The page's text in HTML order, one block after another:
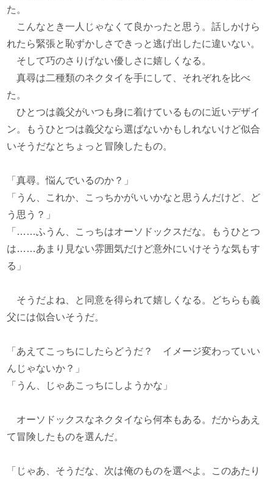
た。
こんなとき一人じゃなくて良かったと思う。話しかけら
れたら緊張と恥ずかしさできっと逃げ出したに違いない。
そして巧のさりげない優しさに嬉しくなる。
真尋は二種類のネクタイを手にして、それぞれを比べ
た。
ひとつは義父がいつも身に着けているものに近いデザイ
ン。もうひとつは義父なら選ばないかもしれないけど似合
いそうだなとちょっと冒険したもの。
「真尋。悩んでいるのか？」
「うん、これか、こっちかがいいかなと思うんだけど、ど
う思う？」
「……ふうん、こっちはオーソドックスだな。もうひとつ
は……あまり見ない雰囲気だけど意外にいけそうな気もす
る」
そうだよね、と同意を得られて嬉しくなる。どちらも義
父には似合いそうだ。
「あえてこっちにしたらどうだ？ イメージ変わっていい
んじゃないか？」
「うん、じゃあこっちにしようかな」
オーソドックスなネクタイなら何本もある。だからあえ
て冒険したものを選んだ。
「じゃあ、そうだな、次は俺のものを選べよ。このあたり